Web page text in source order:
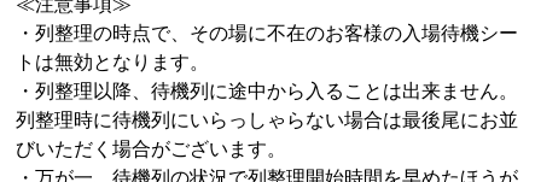
・列整理の時点で、その場に不在のお客様の入場待機シー
トは無効となります。
・列整理以降、待機列に途中から入ることは出来ません。
列整理時に待機列にいらっしゃらない場合は最後尾にお並
びいただく場合がございます。
・万が一、待機列の状況で列整理開始時間を早めたほうが